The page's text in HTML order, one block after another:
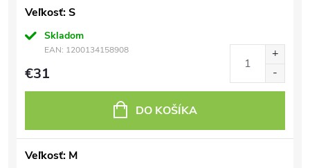
Veľkosť: S
Skladom
EAN: 1200134158908
€31
DO KOŠÍKA
Veľkosť: M